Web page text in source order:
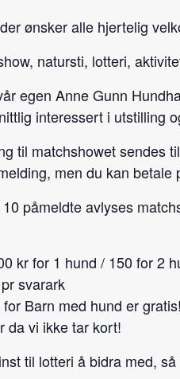
ønsker alle hjertelig
natursti, lotteri,
egen Anne Gunn
interessert i utstilling
til matchshowet sendes
men du kan betale
påmeldte avlyses
kr for 1 hund / 150 for 2
svarark
Barn med hund er gratis!
da vi ikke tar kort!
til lotteri å bidra med,